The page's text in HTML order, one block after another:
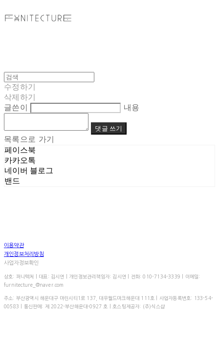
수정하기
삭제하기
글쓴이
내용
댓글 쓰기
목록으로 가기
페이스북
카카오톡
네이버 블로그
밴드
이용약관
개인정보처리방침
사업자정보확인
상호: 퍼니텍처 | 대표: 김시연 | 개인정보관리책임자: 김시연 | 전화: 010-7134-3339 | 이메일:
furnitecture_@naver.com
주소: 부산광역시 해운대구 마린시티1로 137, 대우월드마크해운대 111호 | 사업자등록번호: 133-54-
00583 | 통신판매: 제 2022-부산해운대-0927 호 | 호스팅제공자: (주)식스샵